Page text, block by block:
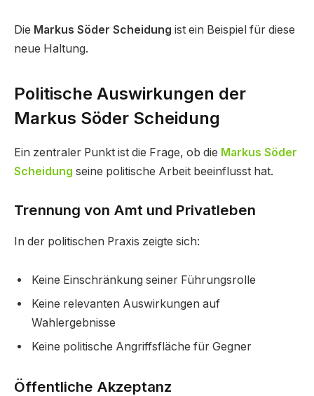
Die Markus Söder Scheidung ist ein Beispiel für diese
neue Haltung.
Politische Auswirkungen der
Markus Söder Scheidung
Ein zentraler Punkt ist die Frage, ob die Markus Söder
Scheidung seine politische Arbeit beeinflusst hat.
Trennung von Amt und Privatleben
In der politischen Praxis zeigte sich:
Keine Einschränkung seiner Führungsrolle
Keine relevanten Auswirkungen auf
Wahlergebnisse
Keine politische Angriffsfläche für Gegner
Öffentliche Akzeptanz